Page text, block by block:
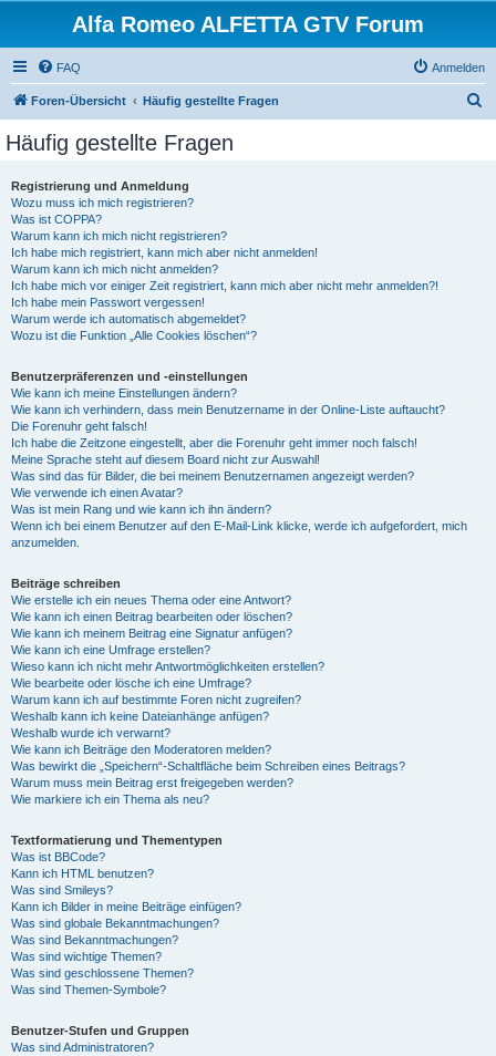
Alfa Romeo ALFETTA GTV Forum
FAQ Anmelden
Foren-Übersicht Häufig gestellte Fragen
Häufig gestellte Fragen
Registrierung und Anmeldung
Wozu muss ich mich registrieren?
Was ist COPPA?
Warum kann ich mich nicht registrieren?
Ich habe mich registriert, kann mich aber nicht anmelden!
Warum kann ich mich nicht anmelden?
Ich habe mich vor einiger Zeit registriert, kann mich aber nicht mehr anmelden?!
Ich habe mein Passwort vergessen!
Warum werde ich automatisch abgemeldet?
Wozu ist die Funktion „Alle Cookies löschen“?
Benutzerpräferenzen und -einstellungen
Wie kann ich meine Einstellungen ändern?
Wie kann ich verhindern, dass mein Benutzername in der Online-Liste auftaucht?
Die Forenuhr geht falsch!
Ich habe die Zeitzone eingestellt, aber die Forenuhr geht immer noch falsch!
Meine Sprache steht auf diesem Board nicht zur Auswahl!
Was sind das für Bilder, die bei meinem Benutzernamen angezeigt werden?
Wie verwende ich einen Avatar?
Was ist mein Rang und wie kann ich ihn ändern?
Wenn ich bei einem Benutzer auf den E-Mail-Link klicke, werde ich aufgefordert, mich
anzumelden.
Beiträge schreiben
Wie erstelle ich ein neues Thema oder eine Antwort?
Wie kann ich einen Beitrag bearbeiten oder löschen?
Wie kann ich meinem Beitrag eine Signatur anfügen?
Wie kann ich eine Umfrage erstellen?
Wieso kann ich nicht mehr Antwortmöglichkeiten erstellen?
Wie bearbeite oder lösche ich eine Umfrage?
Warum kann ich auf bestimmte Foren nicht zugreifen?
Weshalb kann ich keine Dateianhänge anfügen?
Weshalb wurde ich verwarnt?
Wie kann ich Beiträge den Moderatoren melden?
Was bewirkt die „Speichern“-Schaltfläche beim Schreiben eines Beitrags?
Warum muss mein Beitrag erst freigegeben werden?
Wie markiere ich ein Thema als neu?
Textformatierung und Thementypen
Was ist BBCode?
Kann ich HTML benutzen?
Was sind Smileys?
Kann ich Bilder in meine Beiträge einfügen?
Was sind globale Bekanntmachungen?
Was sind Bekanntmachungen?
Was sind wichtige Themen?
Was sind geschlossene Themen?
Was sind Themen-Symbole?
Benutzer-Stufen und Gruppen
Was sind Administratoren?